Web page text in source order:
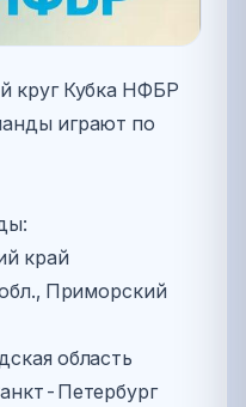
круг Кубка НФБР
играют по
край
Приморский
область
Петербург